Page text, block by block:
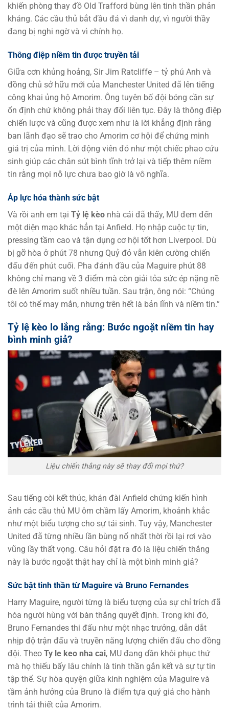
khiến phòng thay đồ Old Trafford bùng lên tinh thần phản
kháng. Các cầu thủ bắt đầu đá vì danh dự, vì người thầy
đang bị nghi ngờ và vì chính họ.
Thông điệp niềm tin được truyền tải
Giữa cơn khủng hoảng, Sir Jim Ratcliffe – tỷ phú Anh và
đồng chủ sở hữu mới của Manchester United đã lên tiếng
công khai ủng hộ Amorim. Ông tuyên bố đội bóng cần sự
ổn định chứ không phải thay đổi liên tục. Đây là thông điệp
chiến lược và cũng được xem như là lời khẳng định rằng
ban lãnh đạo sẽ trao cho Amorim cơ hội để chứng minh
giá trị của mình. Lời động viên đó như một chiếc phao cứu
sinh giúp các chân sút bình tĩnh trở lại và tiếp thêm niềm
tin rằng mọi nỗ lực chưa bao giờ là vô nghĩa.
Áp lực hóa thành sức bật
Và rồi anh em tại Tỷ lệ kèo nhà cái đã thấy, MU đem đến
một diện mạo khác hẳn tại Anfield. Họ nhập cuộc tự tin,
pressing tầm cao và tận dụng cơ hội tốt hơn Liverpool. Dù
bị gỡ hòa ở phút 78 nhưng Quỷ đỏ vẫn kiên cường chiến
đấu đến phút cuối. Pha đánh đầu của Maguire phút 88
không chỉ mang về 3 điểm mà còn giải tỏa sức ép nặng nề
đè lên Amorim suốt nhiều tuần. Sau trận, ông nói: “Chúng
tôi có thể may mắn, nhưng trên hết là bản lĩnh và niềm tin.”
Tỷ lệ kèo lo lắng rằng: Bước ngoặt niềm tin hay
bình minh giả?
Liệu chiến thắng này sẽ thay đổi mọi thứ?
Sau tiếng còi kết thúc, khán đài Anfield chứng kiến hình
ảnh các cầu thủ MU ôm chầm lấy Amorim, khoảnh khắc
như một biểu tượng cho sự tái sinh. Tuy vậy, Manchester
United đã từng nhiều lần bùng nổ nhất thời rồi lại rơi vào
vũng lầy thất vọng. Câu hỏi đặt ra đó là liệu chiến thắng
này là bước ngoặt thật hay chỉ là một bình minh giả?
Sức bật tinh thần từ Maguire và Bruno Fernandes
Harry Maguire, người từng là biểu tượng của sự chỉ trích đã
hóa người hùng với bàn thắng quyết định. Trong khi đó,
Bruno Fernandes thi đấu như một nhạc trưởng, dẫn dắt
nhịp độ trận đấu và truyền năng lượng chiến đấu cho đồng
đội. Theo Ty le keo nha cai, MU đang dần khôi phục thứ
mà họ thiếu bấy lâu chính là tinh thần gắn kết và sự tự tin
tập thể. Sự hòa quyện giữa kinh nghiệm của Maguire và
tầm ảnh hưởng của Bruno là điểm tựa quý giá cho hành
trình tái thiết của Amorim.